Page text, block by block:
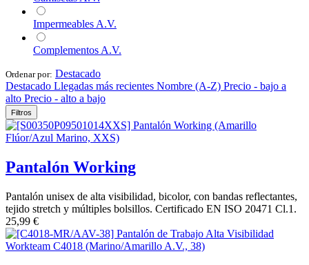
Impermeables A.V.
Complementos A.V.
Ordenar por: Destacado
Destacado Llegadas más recientes Nombre (A-Z) Precio - bajo a
alto Precio - alto a bajo
Filtros
Pantalón Working
Pantalón unisex de alta visibilidad, bicolor, con bandas reflectantes,
tejido stretch y múltiples bolsillos. Certificado EN ISO 20471 Cl.1.
25,99 €